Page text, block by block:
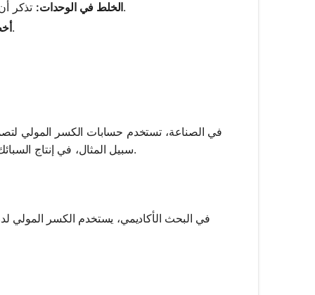
الخلط في الوحدات:تذكر أن الكسر المولي لا وحدات له؛ لا تخلطه مع وحدات التركيز الأخرى كالمولارية.
كن حذرًا مع التقريب، إذ يمكن أن يؤثر على دقة الكسر المولي.
في الصناعة، تستخدم حسابات الكسر المولي
سبيل المثال، في إنتاج السبائك، يساعد معرفة الكسر المولي لكل معدن في تحقيق خصائص المادة المطلوبة.
في البحث الأكاديمي، يستخدم الكسر المولي